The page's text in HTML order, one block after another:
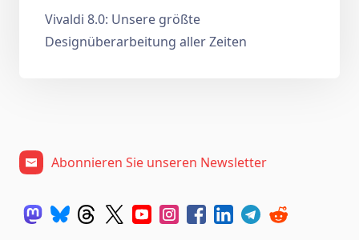
Vivaldi 8.0: Unsere größte
Designüberarbeitung aller Zeiten
Abonnieren Sie unseren Newsletter